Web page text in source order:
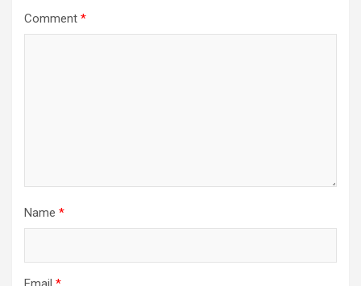
Comment *
Name *